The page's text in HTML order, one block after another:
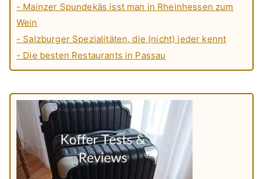
- Mainzer Spundekäs isst man in Rheinhessen zum
Wein
- Salzburger Spezialitäten, die (nicht) jeder kennt
- Die besten Restaurants in Passau